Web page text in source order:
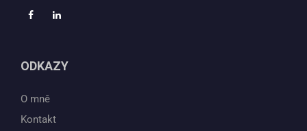
ODKAZY
O mně
Kontakt